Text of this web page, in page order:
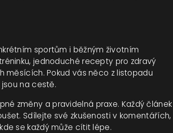
sportům i běžným životním
jednoduché recepty pro zdravý
měsících. Pokud vás něco z listopadu
na cestě.
změny a pravidelná praxe. Každý článek
Sdílejte své zkušenosti v komentářích,
se každý může cítit lépe.